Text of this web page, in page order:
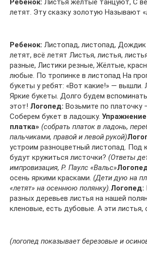
Ребенок: Листья жёлтые танцуют, С
летят. Эту сказку золотую Называют
Ребенок: Листопад, листопад,
летят, всё летят Листья, листья,
разные, Листики резные, Жёлтые,
любые. По тропинке в листопад На
букеты у ребят: «Вот какие!» — вышли.
Яркие букеты. Долго будем
этот! Логопед: Возьмите по платочку
Соберем букет в ладошку.
платка» (собрать платок в ладонь,
пальчиками, правой и левой рукой)
устроим разноцветный листопад. Под
будут кружиться листочки? (Ответы
импровизация, Р. Паулс «Вальс»
осень яркими красками. (Дети дую на
«летят» на осеннюю полянку).Логопед:
разных деревьев листья на нашей
кленовые, есть дубовые. А эти листья,
(логопед показывает березовые и